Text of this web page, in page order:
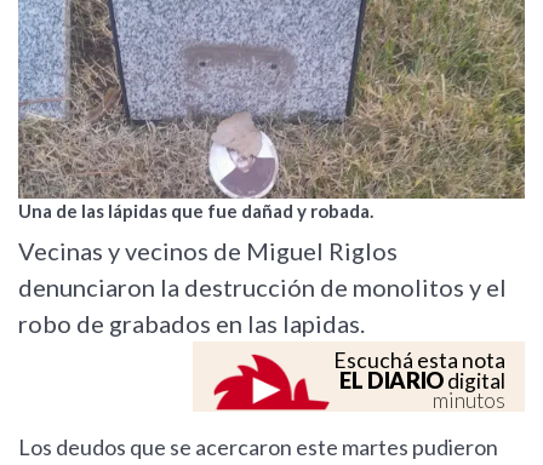
Una de las lápidas que fue dañad y robada.
Vecinas y vecinos de Miguel Riglos
denunciaron la destrucción de monolitos y el
robo de grabados en las lapidas.
Escuchá esta nota
EL DIARIOdigital
minutos
Los deudos que se acercaron este martes pudieron